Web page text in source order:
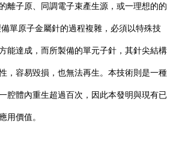
離子原、同調電子束產生源，或一理想的的
單原子金屬針的過程複雜，必須以特殊技
能達成，而所製備的單元子針，其針尖結構
，容易毀損，也無法再生。本技術則是一種
腔體內重生超過百次，因此本發明與現有已
用價值。